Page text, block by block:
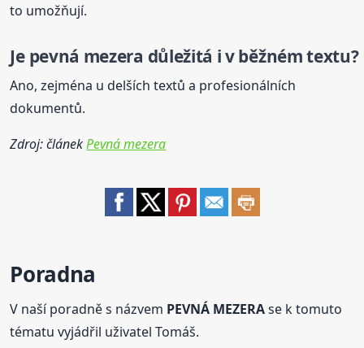
to umožňují.
Je pevná mezera důležitá i v běžném textu?
Ano, zejména u delších textů a profesionálních
dokumentů.
Zdroj: článekPevná mezera
Poradna
V naší poradně s názvem PEVNÁ MEZERAse k tomuto
tématu vyjádřil uživatel Tomáš.